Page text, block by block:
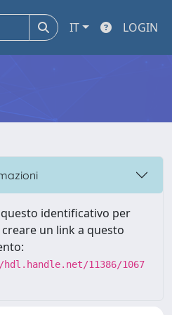
IT LOGIN
identificativo per
un link a questo
11386/1067